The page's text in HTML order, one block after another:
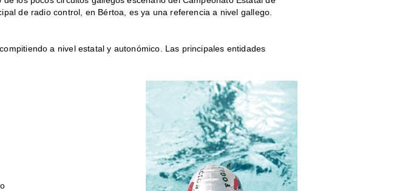
de radio control, en Bértoa, es ya una referencia a nivel gallego.
a nivel estatal y autonómico. Las principales entidades